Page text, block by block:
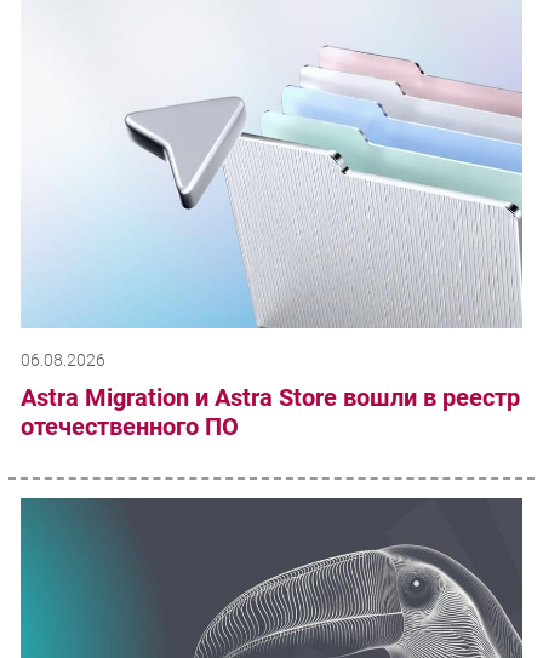
06.08.2026
Astra Migration и Astra Store вошли в реестр
отечественного ПО